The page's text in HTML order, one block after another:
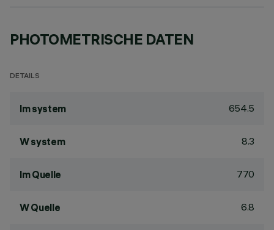
PHOTOMETRISCHE DATEN
DETAILS
lm system 654.5
W system 8.3
lm Quelle 770
W Quelle 6.8